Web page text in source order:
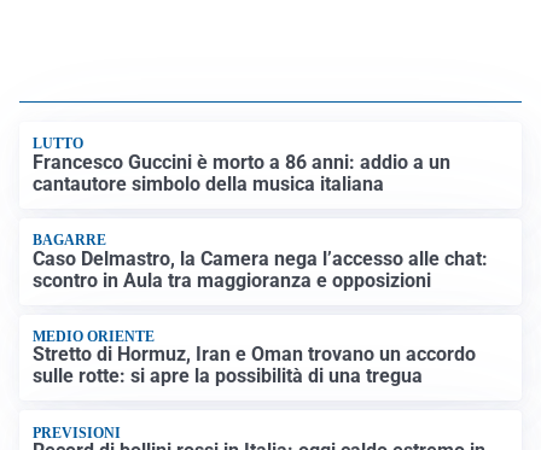
LUTTO
Francesco Guccini è morto a 86 anni: addio a un
cantautore simbolo della musica italiana
BAGARRE
Caso Delmastro, la Camera nega l’accesso alle chat:
scontro in Aula tra maggioranza e opposizioni
MEDIO ORIENTE
Stretto di Hormuz, Iran e Oman trovano un accordo
sulle rotte: si apre la possibilità di una tregua
PREVISIONI